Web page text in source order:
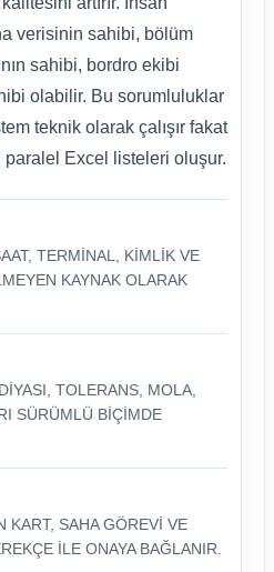
verisinin sahibi, bölüm
sahibi, bordro ekibi
olabilir. Bu sorumluluklar
teknik olarak çalışır fakat
Excel listeleri oluşur.
TERMINAL, KIMLIK VE
KAYNAK OLARAK
TOLERANS, MOLA,
SÜRÜMLÜ BIÇIMDE
KART, SAHA GÖREVI VE
ILE ONAYA BAĞLANIR.